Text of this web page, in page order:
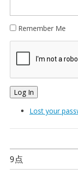
Remember Me
Log In
Lost your
9点